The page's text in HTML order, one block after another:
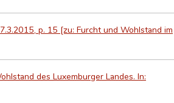
p. 15 [zu: Furcht und Wohlstand im
des Luxemburger Landes. In: